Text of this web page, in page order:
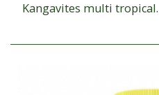
Kangavites multi